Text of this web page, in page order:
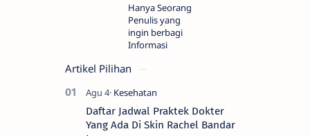
Hanya Seorang
Penulis yang
ingin berbagi
Informasi
Artikel Pilihan
Daftar Jadwal Praktek Dokter
Yang Ada Di Skin Rachel Bandar